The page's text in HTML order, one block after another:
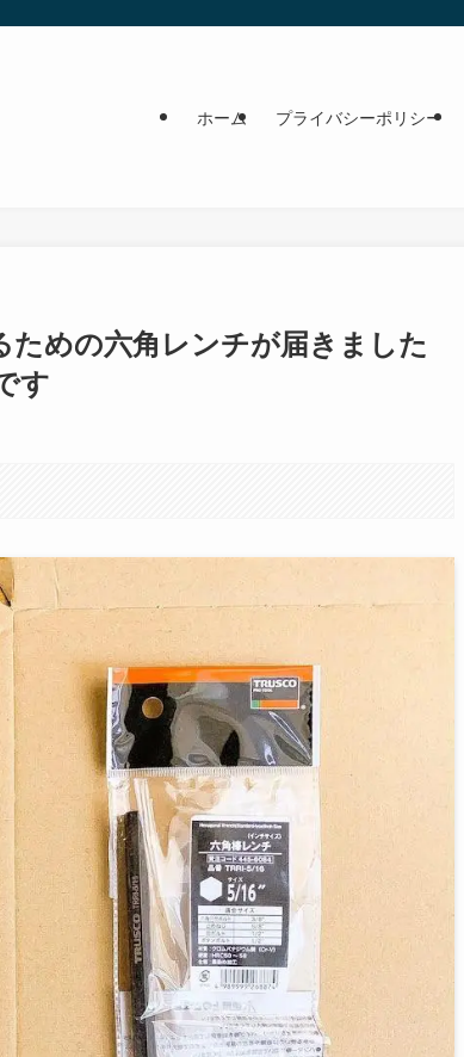
ホーム プライバシーポリシー
めの六角レンチが届きました
す